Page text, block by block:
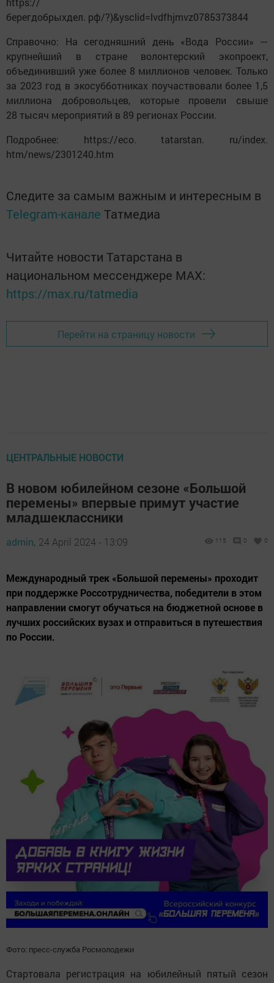
берегдобрыхдел. рф/?)&ysclid=lvdfhjmvz0785373844
Справочно: На сегодняшний день «Вода России» —
крупнейший в стране волонтерский экопроект,
объединивший уже более 8 миллионов человек. Только
за 2023 год в экосубботниках поучаствовали более 1,5
миллиона добровольцев, которые провели свыше
28 тысяч мероприятий в 89 регионах России.
Подробнее: https://eco. tatarstan. ru/index.
htm/news/2301240.htm
Следите за самым важным и интересным в
Telegram-канале Татмедиа
Читайте новости Татарстана в
национальном мессенджере MАХ:
https://max.ru/tatmedia
Перейти на страницу новости
ЦЕНТРАЛЬНЫЕ НОВОСТИ
В новом юбилейном сезоне «Большой
перемены» впервые примут участие
младшеклассники
admin, 24 April 2024 - 13:09 115 0 0
Международный трек «Большой перемены» проходит
при поддержке Россотрудничества, победители в этом
направлении смогут обучаться на бюджетной основе в
лучших российских вузах и отправиться в путешествия
по России.
Фото: пресс-служба Росмолодежи
Стартовала регистрация на юбилейный пятый сезон